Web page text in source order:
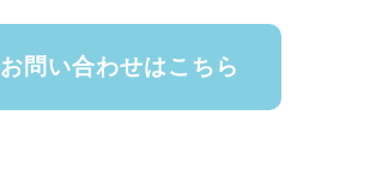
お問い合わせはこちら